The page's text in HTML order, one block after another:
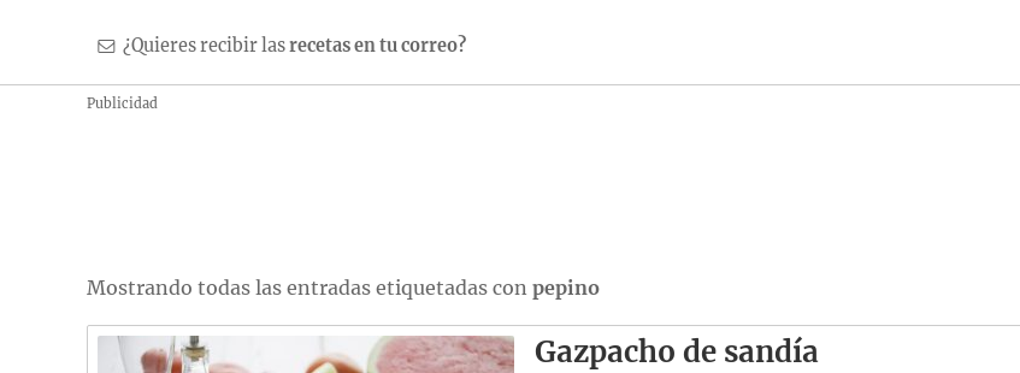
¿Quieres recibir lasrecetas en tu correo?
Publicidad
Mostrando todas las entradas etiquetadas con pepino
Gazpacho de sandía